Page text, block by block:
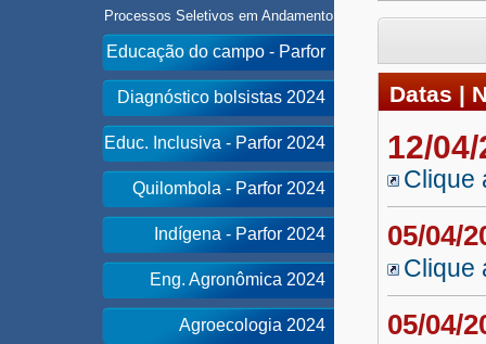
Processos Seletivos em Andamento
Educação do campo - Parfor
Diagnóstico bolsistas 2024
Educ. Inclusiva - Parfor 2024
Quilombola - Parfor 2024
Indígena - Parfor 2024
Eng. Agronômica 2024
Agroecologia 2024
Datas |
12/
Clique
05/04/
Clique
05/04/